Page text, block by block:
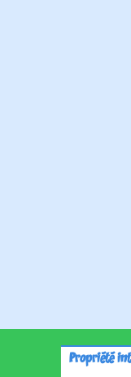
Propriété